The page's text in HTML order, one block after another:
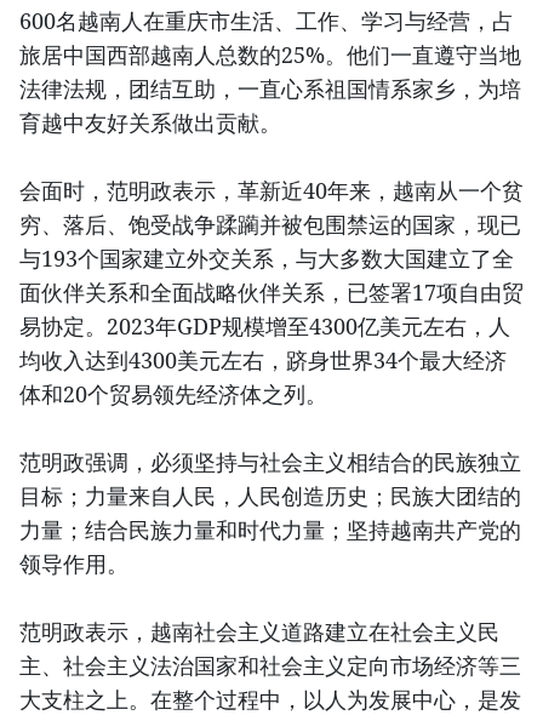
600名越南人在重庆市生活、工作、学习与经营，占
旅居中国西部越南人总数的25%。他们一直遵守当地
法律法规，团结互助，一直心系祖国情系家乡，为培
育越中友好关系做出贡献。
会面时，范明政表示，革新近40年来，越南从一个贫
穷、落后、饱受战争蹂躏并被包围禁运的国家，现已
与193个国家建立外交关系，与大多数大国建立了全
面伙伴关系和全面战略伙伴关系，已签署17项自由贸
易协定。2023年GDP规模增至4300亿美元左右，人
均收入达到4300美元左右，跻身世界34个最大经济
体和20个贸易领先经济体之列。
范明政强调，必须坚持与社会主义相结合的民族独立
目标；力量来自人民，人民创造历史；民族大团结的
力量；结合民族力量和时代力量；坚持越南共产党的
领导作用。
范明政表示，越南社会主义道路建立在社会主义民
主、社会主义法治国家和社会主义定向市场经济等三
大支柱之上。在整个过程中，以人为发展中心，是发